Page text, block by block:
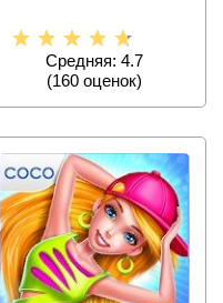
Средняя: 4.7
(160 оценок)